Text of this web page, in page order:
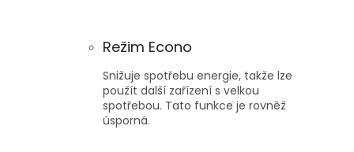
Režim Econo
Snižuje spotřebu energie, takže lze
použít další zařízení s velkou
spotřebou. Tato funkce je rovněž
úsporná.